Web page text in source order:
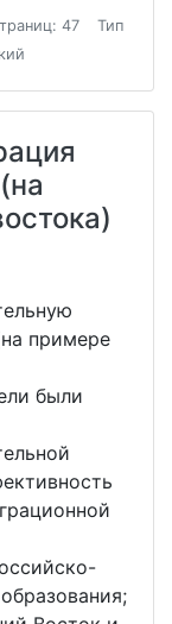
47
Тип
примере
были